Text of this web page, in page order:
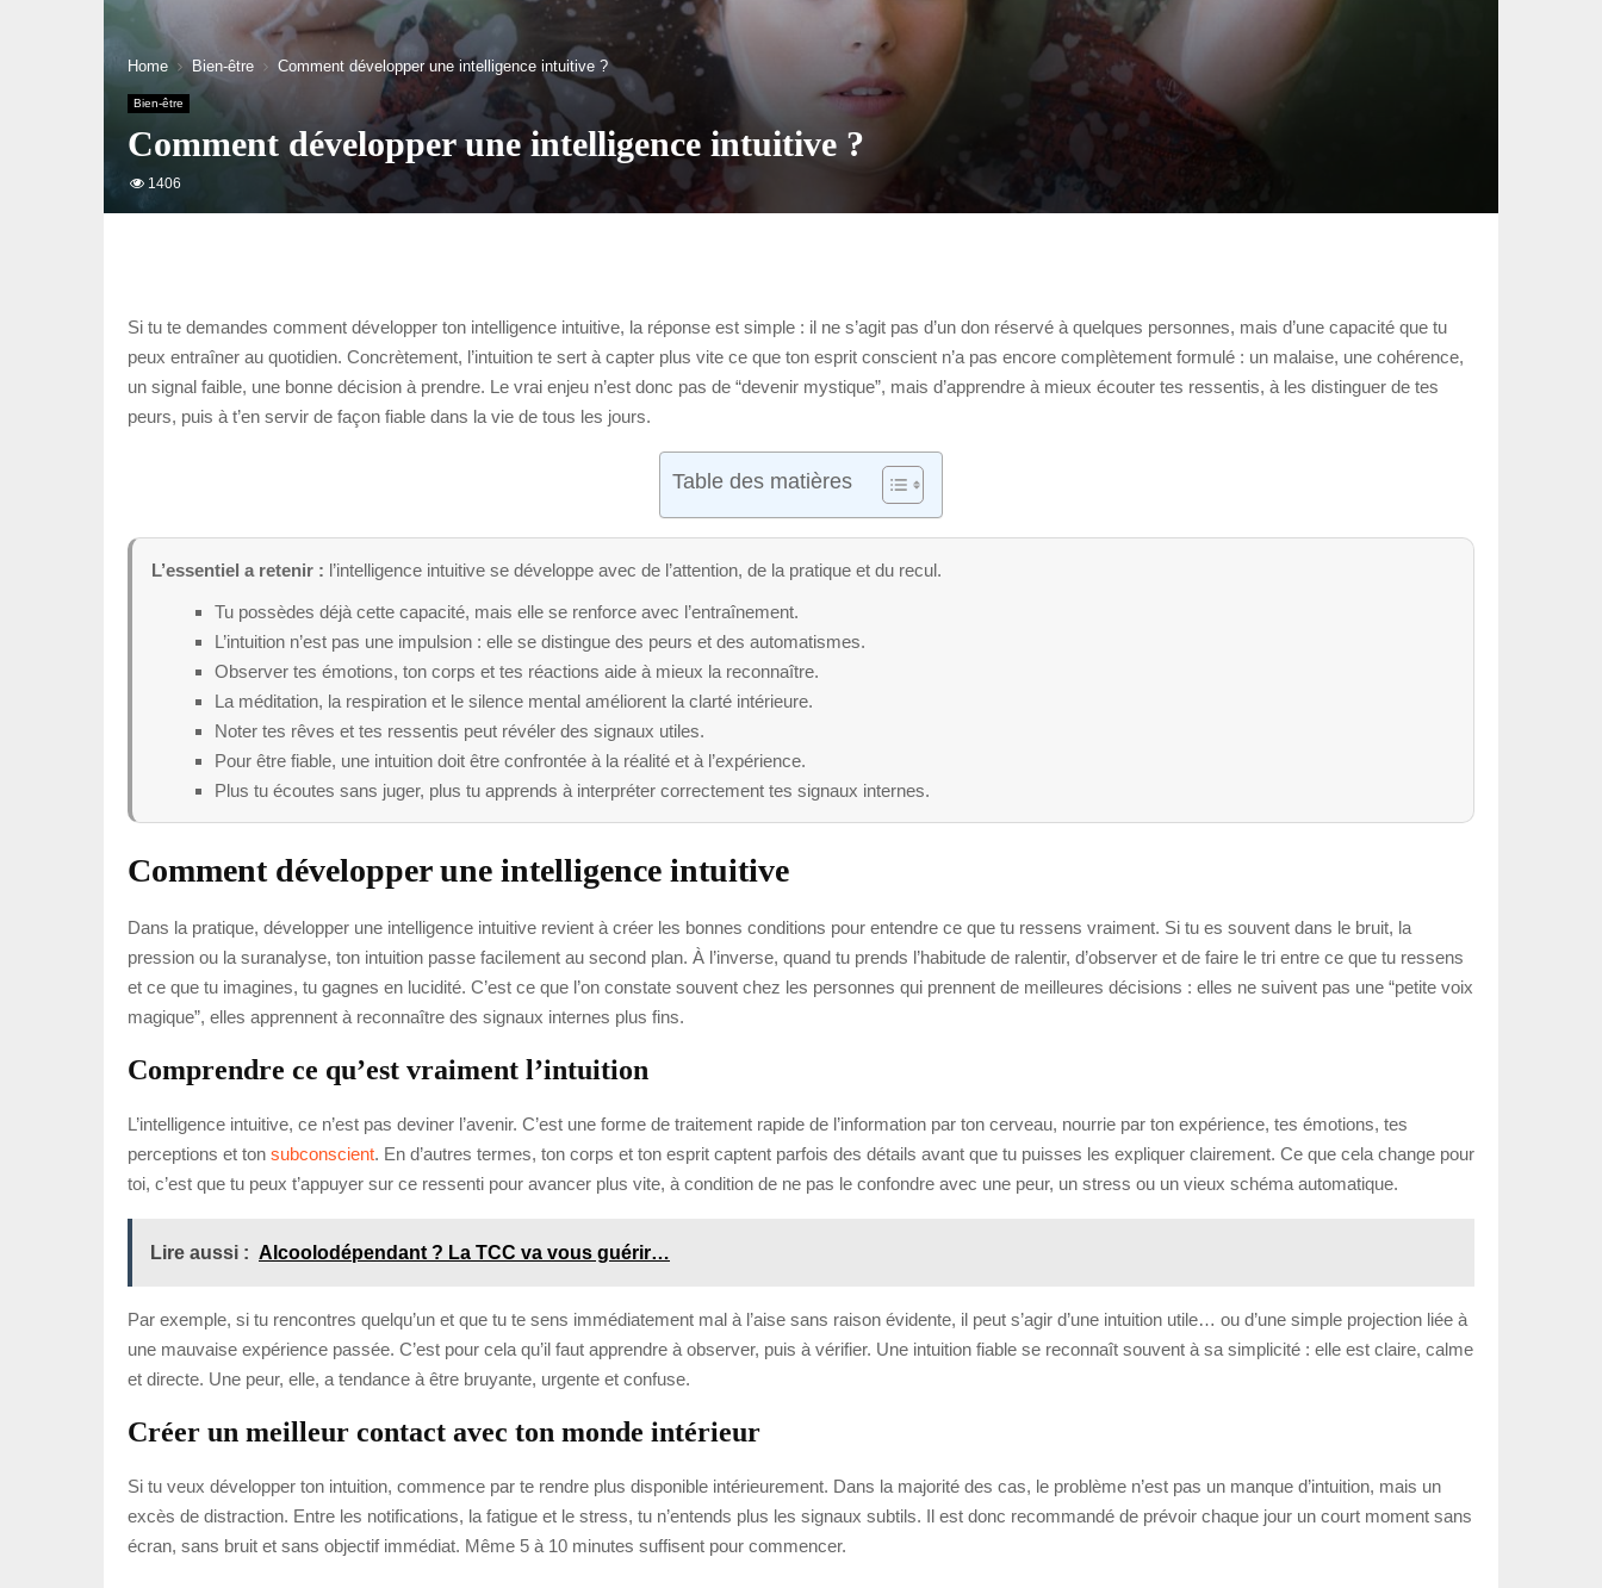
Home Bien-être Comment développer une intelligence intuitive ?
Bien-être
Comment développer une intelligence intuitive ?
1406
Si tu te demandes comment développer ton intelligence intuitive, la réponse est simple : il ne s’agit pas d’un don réservé à quelques personnes, mais d’une capacité que tu
peux entraîner au quotidien. Concrètement, l’intuition te sert à capter plus vite ce que ton esprit conscient n’a pas encore complètement formulé : un malaise, une cohérence,
un signal faible, une bonne décision à prendre. Le vrai enjeu n’est donc pas de “devenir mystique”, mais d’apprendre à mieux écouter tes ressentis, à les distinguer de tes
peurs, puis à t’en servir de façon fiable dans la vie de tous les jours.
Table des matières
L’essentiel a retenir : l’intelligence intuitive se développe avec de l’attention, de la pratique et du recul.
Tu possèdes déjà cette capacité, mais elle se renforce avec l’entraînement.
L’intuition n’est pas une impulsion : elle se distingue des peurs et des automatismes.
Observer tes émotions, ton corps et tes réactions aide à mieux la reconnaître.
La méditation, la respiration et le silence mental améliorent la clarté intérieure.
Noter tes rêves et tes ressentis peut révéler des signaux utiles.
Pour être fiable, une intuition doit être confrontée à la réalité et à l’expérience.
Plus tu écoutes sans juger, plus tu apprends à interpréter correctement tes signaux internes.
Comment développer une intelligence intuitive
Dans la pratique, développer une intelligence intuitive revient à créer les bonnes conditions pour entendre ce que tu ressens vraiment. Si tu es souvent dans le bruit, la
pression ou la suranalyse, ton intuition passe facilement au second plan. À l’inverse, quand tu prends l’habitude de ralentir, d’observer et de faire le tri entre ce que tu ressens
et ce que tu imagines, tu gagnes en lucidité. C’est ce que l’on constate souvent chez les personnes qui prennent de meilleures décisions : elles ne suivent pas une “petite voix
magique”, elles apprennent à reconnaître des signaux internes plus fins.
Comprendre ce qu’est vraiment l’intuition
L’intelligence intuitive, ce n’est pas deviner l’avenir. C’est une forme de traitement rapide de l’information par ton cerveau, nourrie par ton expérience, tes émotions, tes
perceptions et ton subconscient. En d’autres termes, ton corps et ton esprit captent parfois des détails avant que tu puisses les expliquer clairement. Ce que cela change pour
toi, c’est que tu peux t’appuyer sur ce ressenti pour avancer plus vite, à condition de ne pas le confondre avec une peur, un stress ou un vieux schéma automatique.
Lire aussi : Alcoolodépendant ? La TCC va vous guérir…
Par exemple, si tu rencontres quelqu’un et que tu te sens immédiatement mal à l’aise sans raison évidente, il peut s’agir d’une intuition utile… ou d’une simple projection liée à
une mauvaise expérience passée. C’est pour cela qu’il faut apprendre à observer, puis à vérifier. Une intuition fiable se reconnaît souvent à sa simplicité : elle est claire, calme
et directe. Une peur, elle, a tendance à être bruyante, urgente et confuse.
Créer un meilleur contact avec ton monde intérieur
Si tu veux développer ton intuition, commence par te rendre plus disponible intérieurement. Dans la majorité des cas, le problème n’est pas un manque d’intuition, mais un
excès de distraction. Entre les notifications, la fatigue et le stress, tu n’entends plus les signaux subtils. Il est donc recommandé de prévoir chaque jour un court moment sans
écran, sans bruit et sans objectif immédiat. Même 5 à 10 minutes suffisent pour commencer.